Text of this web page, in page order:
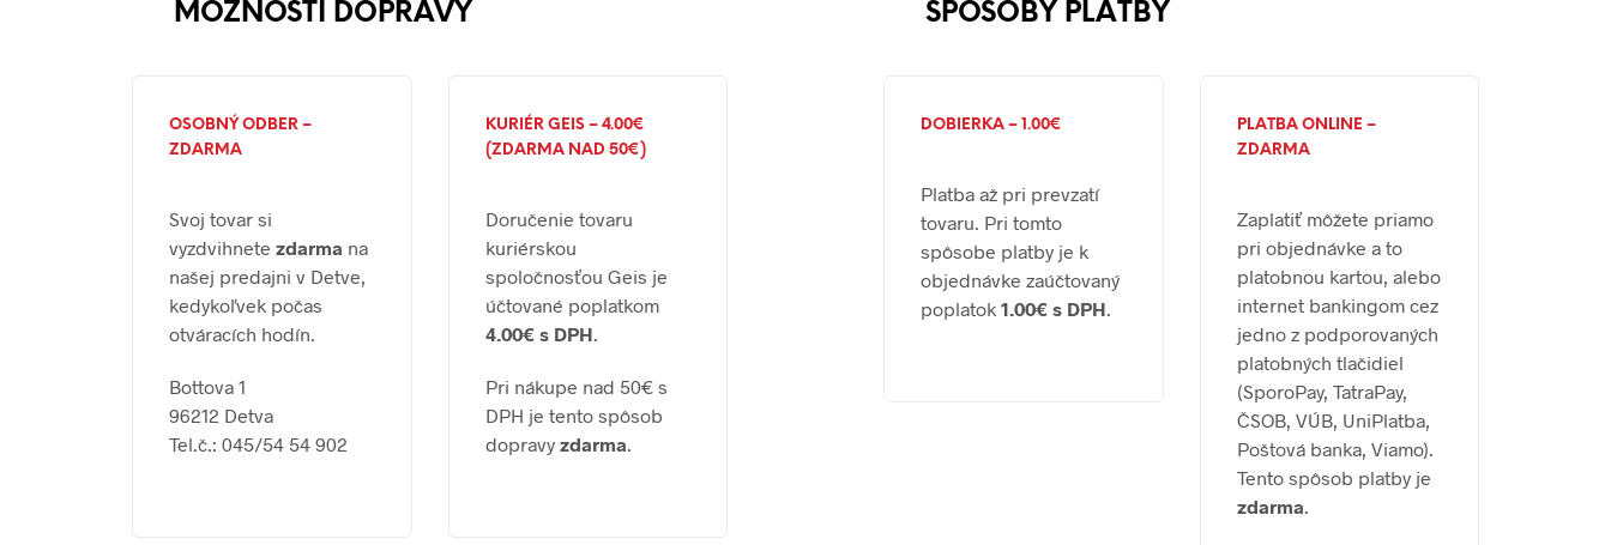
MOŽNOSTI DOPRAVY
OSOBNÝ ODBER –
ZDARMA
Svoj tovar si
vyzdvihnete zdarma na
našej predajni v Detve,
kedykoľvek počas
otváracích hodín.
Bottova 1
96212 Detva
Tel.č.: 045/54 54 902
KURIÉR GEIS – 4.00€
(ZDARMA NAD 50€)
Doručenie tovaru
kuriérskou
spoločnosťou Geis je
účtované poplatkom
4.00€ s DPH.
Pri nákupe nad 50€ s
DPH je tento spôsob
dopravy zdarma.
SPÔSOBY PLATBY
DOBIERKA – 1.00€
Platba až pri prevzatí
tovaru. Pri tomto
spôsobe platby je k
objednávke zaúčtovaný
poplatok 1.00€ s DPH.
PLATBA ONLINE –
ZDARMA
Zaplatiť môžete priamo
pri objednávke a to
platobnou kartou, alebo
internet bankingom cez
jedno z podporovaných
platobných tlačidiel
(SporoPay, TatraPay,
ČSOB, VÚB, UniPlatba,
Poštová banka, Viamo).
Tento spôsob platby je
zdarma.